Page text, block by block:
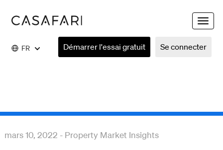
Toggle
FR Se connecter
Démarrer l'essai gratuit
mars 10, 2022 - Property Market Insights